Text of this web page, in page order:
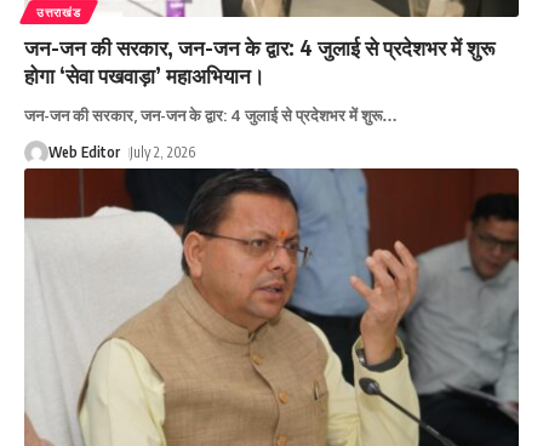
उत्तराखंड
जन-जन की सरकार, जन-जन के द्वार: 4 जुलाई से प्रदेशभर में शुरू
होगा ‘सेवा पखवाड़ा’ महाअभियान।
जन-जन की सरकार, जन-जन के द्वार: 4 जुलाई से प्रदेशभर में शुरू…
Web Editor July 2, 2026